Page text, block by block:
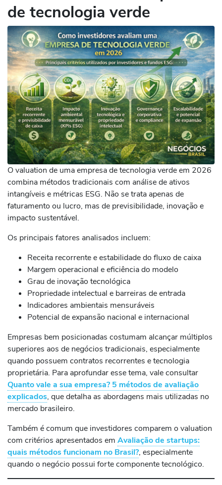
de tecnologia verde
O valuation de uma empresa de tecnologia verde em 2026
combina métodos tradicionais com análise de ativos
intangíveis e métricas ESG. Não se trata apenas de
faturamento ou lucro, mas de previsibilidade, inovação e
impacto sustentável.
Os principais fatores analisados incluem:
Receita recorrente e estabilidade do fluxo de caixa
Margem operacional e eficiência do modelo
Grau de inovação tecnológica
Propriedade intelectual e barreiras de entrada
Indicadores ambientais mensuráveis
Potencial de expansão nacional e internacional
Empresas bem posicionadas costumam alcançar múltiplos
superiores aos de negócios tradicionais, especialmente
quando possuem contratos recorrentes e tecnologia
proprietária. Para aprofundar esse tema, vale consultar
Quanto vale a sua empresa? 5 métodos de avaliação
explicados, que detalha as abordagens mais utilizadas no
mercado brasileiro.
Também é comum que investidores comparem o valuation
com critérios apresentados em Avaliação de startups:
quais métodos funcionam no Brasil?, especialmente
quando o negócio possui forte componente tecnológico.